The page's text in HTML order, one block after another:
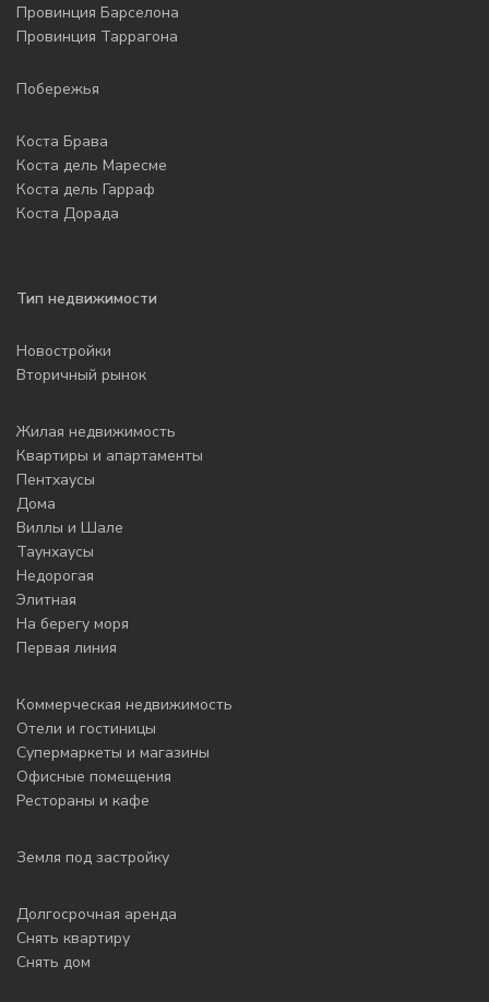
Провинция Барселона
Провинция Таррагона
Побережья
Коста Брава
Коста дель Маресме
Коста дель Гарраф
Коста Дорада
Тип недвижимости
Новостройки
Вторичный рынок
Жилая недвижимость
Квартиры и апартаменты
Пентхаусы
Дома
Виллы и Шале
Таунхаусы
Недорогая
Элитная
На берегу моря
Первая линия
Коммерческая недвижимость
Отели и гостиницы
Супермаркеты и магазины
Офисные помещения
Рестораны и кафе
Земля под застройку
Долгосрочная аренда
Снять квартиру
Снять дом